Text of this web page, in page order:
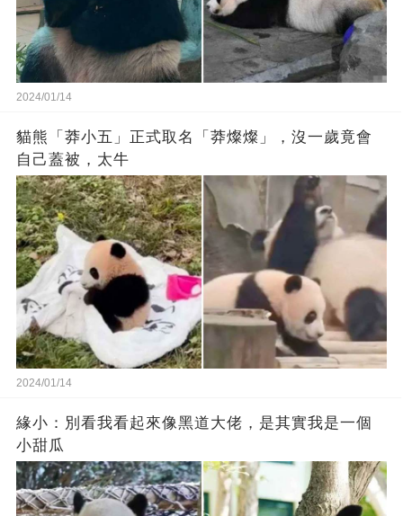
2024/01/14
貓熊「莽小五」正式取名「莽燦燦」，沒一歲竟會
自己蓋被，太牛
2024/01/14
緣小：別看我看起來‬像‬黑道‬大佬‬，是其實我是一個
小甜瓜‬